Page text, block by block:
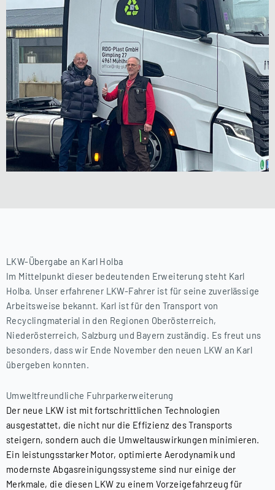
LKW-Übergabe an Karl Holba
Im Mittelpunkt dieser bedeutenden Erweiterung steht Karl
Holba. Unser erfahrener LKW-Fahrer ist für seine zuverlässige
Arbeitsweise bekannt. Karl ist für den Transport von
Recyclingmaterial in den Regionen Oberösterreich,
Niederösterreich, Salzburg und Bayern zuständig. Es freut uns
besonders, dass wir Ende November den neuen LKW an Karl
übergeben konnten.
Umweltfreundliche Fuhrparkerweiterung
Der neue LKW ist mit fortschrittlichen Technologien
ausgestattet, die nicht nur die Effizienz des Transports
steigern, sondern auch die Umweltauswirkungen minimieren.
Ein leistungsstarker Motor, optimierte Aerodynamik und
modernste Abgasreinigungssysteme sind nur einige der
Merkmale, die diesen LKW zu einem Vorzeigefahrzeug für